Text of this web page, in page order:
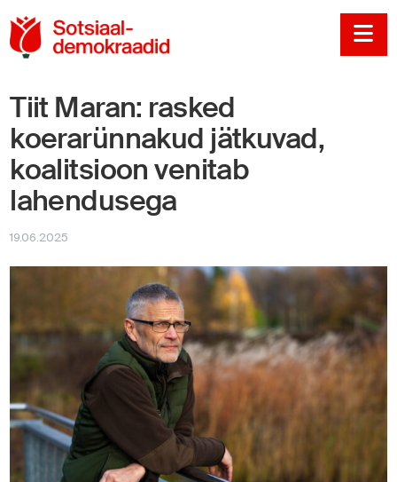
Tiit Maran: rasked
koerarünnakud jätkuvad,
koalitsioon venitab
lahendusega
19.06.2025